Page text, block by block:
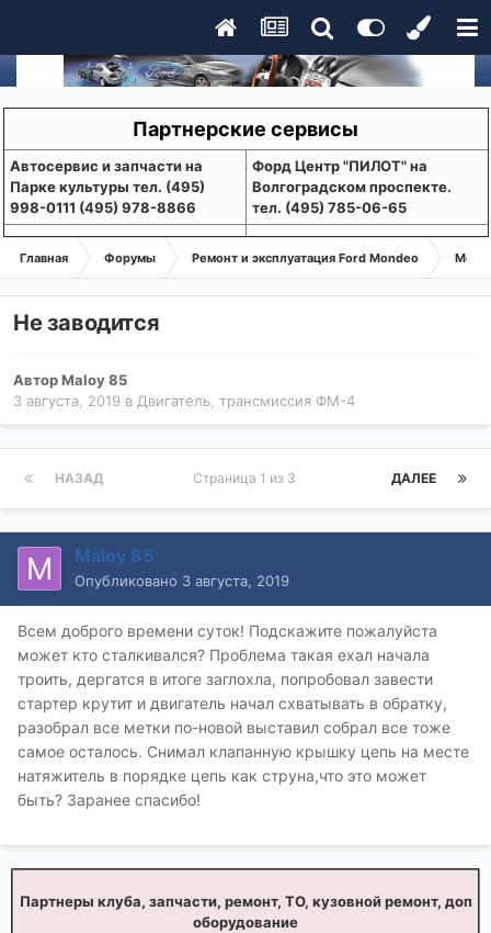
Партнерские сервисы
Aвтосервис и запчасти на
Парке культуры тел. (495)
998-0111 (495) 978-8866
Форд Центр "ПИЛОТ" на
Волгоградском проспекте.
тел. (495) 785-06-65
Главная Форумы Ремонт и эксплуатация Ford Mondeo
Не заводится
АвторMaloy 85
3 августа, 2019 в Двигатель, трансмиссия ФМ-4
НАЗАД ДАЛЕЕ
Страница 1 из 3
Maloy 85
Опубликовано 3 августа, 2019
Всем доброго времени суток! Подскажите пожалуйста
может кто сталкивался? Проблема такая ехал начала
троить, дергатся в итоге заглохла, попробовал завести
стартер крутит и двигатель начал схватывать в обратку,
разобрал все метки по-новой выставил собрал все тоже
самое осталось. Снимал клапанную крышку цепь на месте
натяжитель в порядке цепь как струна,что это может
быть? Заранее спасибо!
Партнеры клуба, запчасти, ремонт, ТО, кузовной ремонт, доп
оборудование